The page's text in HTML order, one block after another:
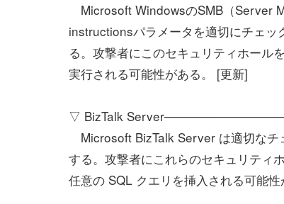
Microsoft WindowsのSMB（Server
instructionsパラメータを適切にチェッ
る。攻撃者にこのセキュリティホール
実行される可能性がある。 [更新]
▽ BizTalk
Microsoft BizTalk Server は適切なチ
する。攻撃者にこれらのセキュリティ
任意の SQL クエリを挿入される可能